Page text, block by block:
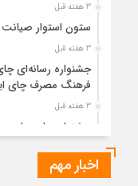
3 هفته قبل
ستون استوار
3 هفته قبل
جشنواره رسانه‌ای
فرهنگ مصرف چای
3 هفته قبل
جشنواره ملی چای،
4 هفته قبل
اخبار مهم